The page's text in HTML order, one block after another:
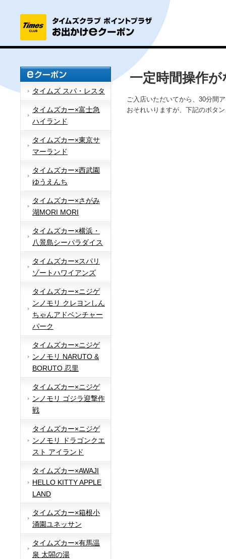
タイムズ スパ・レスタ
タイムズカー×富士急
ハイランド
タイムズカー×東京サ
マーランド
タイムズカー×西武園
ゆうえんち
タイムズカー×さがみ
湖MORI MORI
タイムズカー×横浜・
八景島シーパラダイス
タイムズカー×スパリ
ゾートハワイアンズ
タイムズカー×ニジゲ
ンノモリ クレヨンしん
ちゃんアドベンチャー
パーク
タイムズカー×ニジゲ
ンノモリ NARUTO &
BORUTO 忍里
タイムズカー×ニジゲ
ンノモリ ゴジラ迎撃作
戦
タイムズカー×ニジゲ
ンノモリ ドラゴンクエ
スト アイランド
タイムズカー×AWAJI
HELLO KITTY APPLE
LAND
タイムズカー×箱根小
涌園ユネッサン
タイムズカー×有馬温
泉 太閤の湯
一定時間操作
ご入店いただいてから、30分間
おそれいりますが、下記のボタ